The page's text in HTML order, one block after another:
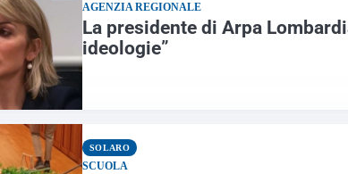
AGENZIA REGIONALE
La presidente di Arpa
ideologie”
SOLARO
SCUOLA